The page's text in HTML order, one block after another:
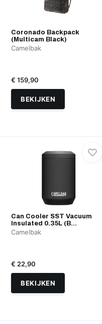
Coronado Backpack
(Multicam Black)
Camelbak
€ 159,90
BEKIJKEN
Can Cooler SST Vacuum
Insulated 0.35L (B...
Camelbak
€ 22,90
BEKIJKEN